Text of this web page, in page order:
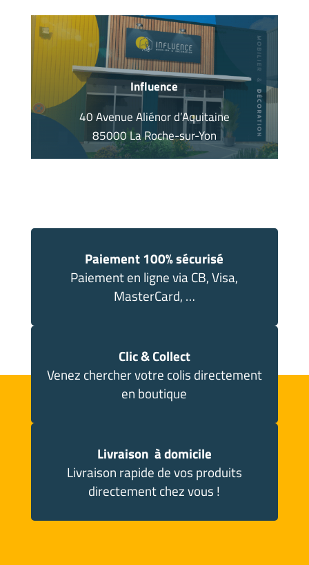
Influence
40 Avenue Aliénor d’Aquitaine
85000 La Roche-sur-Yon
Paiement 100% sécurisé
Paiement en ligne via CB, Visa,
MasterCard, …
Clic & Collect
Venez chercher votre colis directement
en boutique
Livraison à domicile
Livraison rapide de vos produits
directement chez vous !